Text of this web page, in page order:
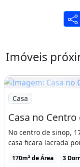
Imóveis
Imagem: Casa no
Casa
Casa no Centro
No centro de sinop,
casa ficara lacrada
170m² de Área 3